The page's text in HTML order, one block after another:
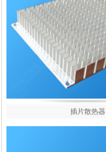
插片散热器